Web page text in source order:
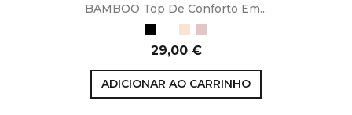
BAMBOO Top De Conforto Em...
Preço
29,00 €
ADICIONAR AO CARRINHO